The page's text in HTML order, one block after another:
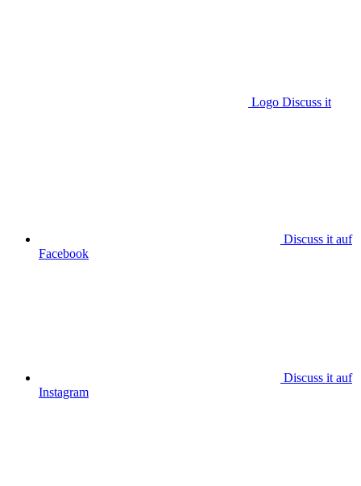
Logo Discuss it
Discuss it auf
Facebook
Discuss it auf
Instagram